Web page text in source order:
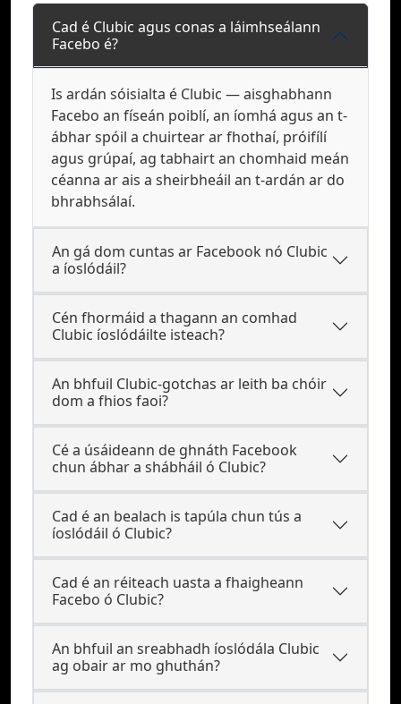
Cad é Clubic agus conas a láimhseálann
Facebo é?
Is ardán sóisialta é Clubic — aisghabhann
Facebo an físeán poiblí, an íomhá agus an t-
ábhar spóil a chuirtear ar fhothaí, próifílí
agus grúpaí, ag tabhairt an chomhaid meán
céanna ar ais a sheirbheáil an t-ardán ar do
bhrabhsálaí.
An gá dom cuntas ar Facebook nó Clubic
a íoslódáil?
Cén fhormáid a thagann an comhad
Clubic íoslódáilte isteach?
An bhfuil Clubic-gotchas ar leith ba chóir
dom a fhios faoi?
Cé a úsáideann de ghnáth Facebook
chun ábhar a shábháil ó Clubic?
Cad é an bealach is tapúla chun tús a
íoslódáil ó Clubic?
Cad é an réiteach uasta a fhaigheann
Facebo ó Clubic?
An bhfuil an sreabhadh íoslódála Clubic
ag obair ar mo ghuthán?